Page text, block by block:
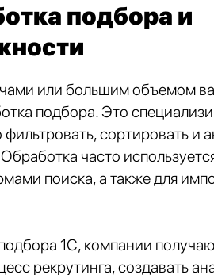
подбора и
или большим объемом
подбора. Это
сортировать и
часто
поиска, а также для
1С, компании
рекрутинга, создавать